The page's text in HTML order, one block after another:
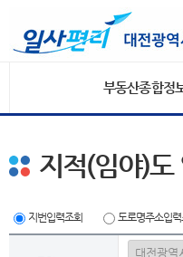
부동산종합정
지적(임야)도
지번입력조회 도로명주소입력